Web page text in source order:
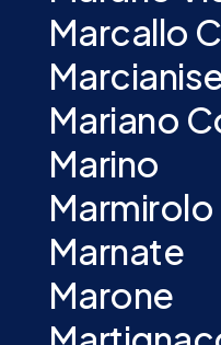
Marcallo
Mariano
Marino
Marmirolo
Marnate
Marone